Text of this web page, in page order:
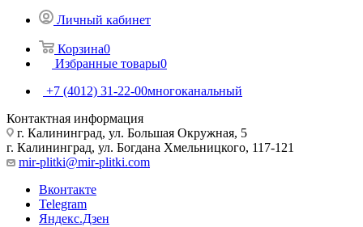
Личный кабинет
Корзина0
Избранные товары0
+7 (4012) 31-22-00многоканальный
Контактная информация
г. Калининград, ул. Большая Окружная, 5
г. Калининград, ул. Богдана Хмельницкого, 117-121
mir-plitki@mir-plitki.com
Вконтакте
Telegram
Яндекс.Дзен